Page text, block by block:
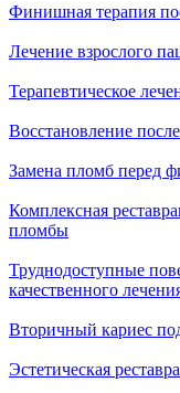
Финишная терапия
Лечение взрослого
Терапевтическое
Восстановление
Замена пломб перед
Комплексная
пломбы
Труднодоступные
качественного
Вторичный кариес
Эстетическая